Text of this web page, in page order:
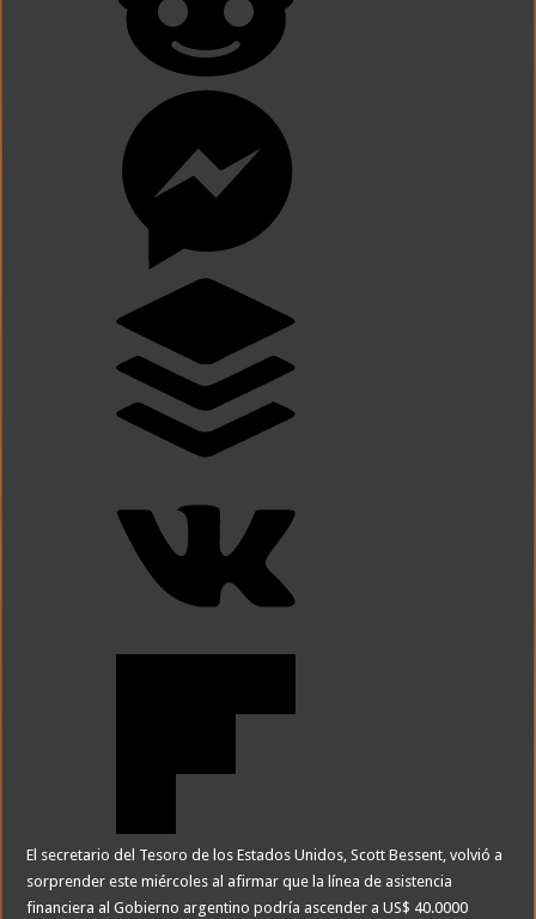
El secretario del Tesoro de los Estados Unidos, Scott Bessent, volvió a
sorprender este miércoles al afirmar que la línea de asistencia
financiera al Gobierno argentino podría ascender a US$ 40.0000